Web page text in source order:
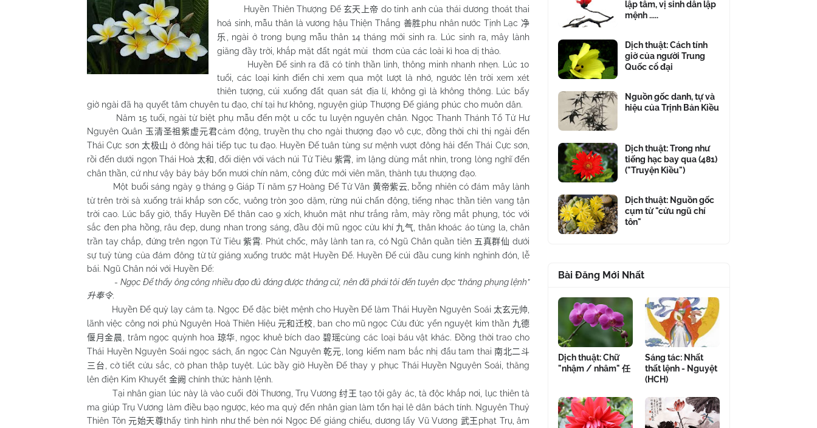
Huyền Thiên Thượng Đế 玄天上帝 do tinh anh của thái dương thoát thai
hoá sinh, mẫu thân là vương hậu Thiện Thắng 善胜phu nhân nước Tịnh Lạc 净
乐
, ngài ở trong bụng mẫu thân 14 tháng mới sinh ra. Lúc sinh ra, mây lành
giăng đầy trời, khắp mặt đất ngát mùi thơm của các loài kì hoa dị thảo.
Huyền Đế sinh ra đã có tính thần linh, thông minh nhanh nhẹn. Lúc 10
tuổi, các loại kinh điển chỉ xem qua một lượt là nhớ, ngước lên trời xem xét
thiên tượng, cúi xuống đất quan sát địa lí, không gì là không thông. Lúc bấy
giờ ngài đã hạ quyết tâm chuyên tu đạo, chí tại hư không, nguyện giúp Thượng Đế giáng phúc cho muôn dân.
Năm 15 tuổi, ngài từ biệt phụ mẫu đến một u cốc tu luyện nguyên chân. Ngọc Thanh Thánh Tổ Tử Hư
Nguyên Quân 玉清圣祖紫虚元君cảm động, truyền thụ cho ngài thượng đạo vô cực, đồng thời chỉ thị ngài đến
Thái Cực sơn太极山 ở đông hải tiếp tục tu đạo. Huyền Đế tuân tùng sư mệnh vượt đông hải đến Thái Cực sơn,
rồi đến dưới ngọn Thái Hoà太和 , đối diện với vách núi Tử Tiêu 紫霄
, im lặng dùng mắt nhìn, trong lòng nghĩ đến
chân thần, cứ như vậy bảy bảy bốn mươi chín năm, công đức mới viên mãn, thành tựu thượng đạo.
Một buổi sáng ngày 9 tháng 9 Giáp Tí năm 57 Hoàng Đế Tử Vân 黄帝紫云, bỗng nhiên có đám mây lành
từ trên trời sà xuống trải khắp sơn cốc, vuông tròn 300 dặm, rừng núi chấn động, tiếng nhạc thần tiên vang tận
trời cao. Lúc bấy giờ, thấy Huyền Đế thân cao 9 xích, khuôn mặt như trắng rằm, mày rồng mắt phụng, tóc với
sắc đen pha hồng, râu đẹp, dung nhan trong sáng, đầu đội mũ ngọc cửu khí 九气 , thân khoác áo tùng la, chân
trần tay chắp, đứng trên ngọn Tử Tiêu紫霄. Phút chốc, mây lành tan ra, có Ngũ Chân quần tiên 五真群仙 dưới
sự tuỳ tùng của đám đông từ từ giáng xuống trước mặt Huyền Đế. Huyền Đế cúi đầu cung kính nghinh đón, lễ
bái. Ngũ Chân nói với Huyền Đế:
-Ngọc Đế thấy ông công nhiều đạo đủ đáng được thăng cử, nên đã phái tôi đến tuyên đọc “thăng phụng lệnh”
升奉令.
Huyền Đế quỳ lạy cảm tạ. Ngọc Đế đặc biệt mệnh cho Huyền Đế làm Thái Huyền Nguyên Soái 太玄元帅
lãnh việc công nơi phủ Nguyên Hoà Thiên Hiệu 元和迁校 , ban cho mũ ngọc Cửu đức yển nguyệt kim thần 九德
偃月金晨 , trâm ngọc quỳnh hoa 琼华 , ngọc khuê bích dao 碧瑶cùng các loại báu vật khác. Đồng thời trao cho
Thái Huyền Nguyên Soái ngọc sách, ấn ngọc Càn Nguyên乾元 , long kiếm nam bắc nhị đẩu tam thai南北二斗
三台
, cờ tiết cửu sắc, cờ phan thập tuyệt. Lúc bầy giờ Huyền Đế thay y phục Thái Huyền Nguyên Soái, thăng
lên điện Kim Khuyết 金阙 chính thức hành lệnh.
Tại nhân gian lúc này là vào cuối đời Thương, Trụ Vương纣王tạo tội gây ác, tà độc khắp nơi, lục thiên tà
ma giúp Trụ Vương làm điều bạo ngược, kéo ma quỷ đến nhân gian làm tổn hại lê dân bách tính. Nguyên Thuỷ
Thiên Tôn元始天尊thấy tình hình như thế bèn nói Ngọc Đế giáng chiếu, dương lấy Vũ Vương 武王 phạt Trụ, âm
lập tâm, vị sinh dân lập
mệnh .....
Dịch thuật: Cách tính
giờ của người Trung
Quốc cổ đại
Nguồn gốc danh, tự và
hiệu của Trịnh Bản Kiều
Dịch thuật: Trong như
tiếng hạc bay qua (481)
("Truyện Kiều")
Dịch thuật: Nguồn gốc
cụm từ "cửu ngũ chí
tôn"
Bài Đăng Mới Nhất
Dịch thuật: Chữ
"nhậm / nhâm" 任
Sáng tác: Nhất
thất lệnh - Nguyệt
(HCH)